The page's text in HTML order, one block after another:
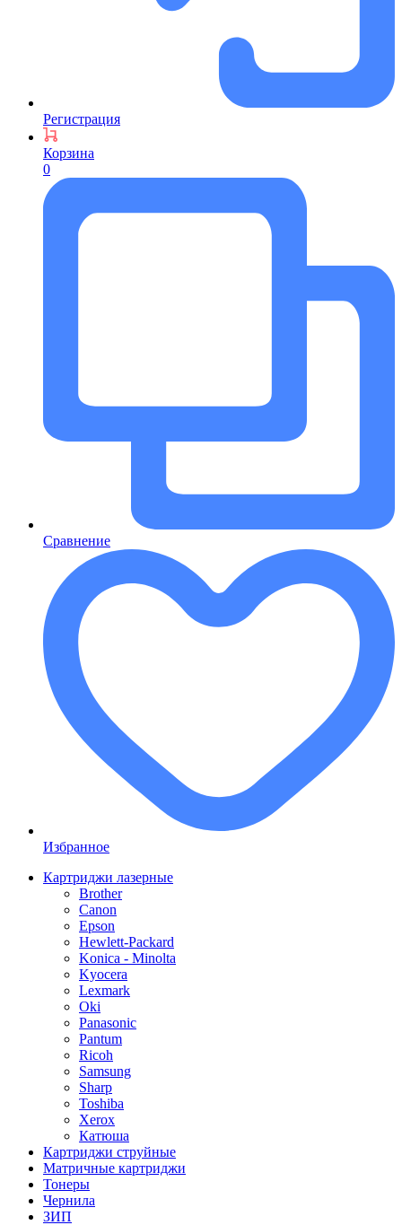
Регистрация
Корзина
0
Сравнение
Избранное
Картриджи лазерные
Brother
Canon
Epson
Hewlett-Packard
Konica - Minolta
Kyocera
Lexmark
Oki
Panasonic
Pantum
Ricoh
Samsung
Sharp
Toshiba
Xerox
Катюша
Картриджи струйные
Матричные картриджи
Тонеры
Чернила
ЗИП